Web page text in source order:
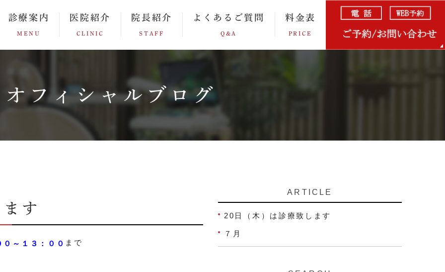
診療案内
MENU
医院紹介
CLINIC
院長紹介
STAFF
よくあるご質問
Q&A
料金表
PRICE
オフィシャルブログ
す
０～１３：００ まで
ARTICLE
20日（木）は診療致します
７月